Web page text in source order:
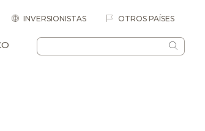
INVERSIONISTAS OTROS PAÍSES